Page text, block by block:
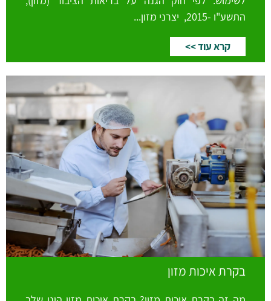
התשע"ו -2015, יצרני מזון...
קרא עוד >>
בקרת איכות מזון